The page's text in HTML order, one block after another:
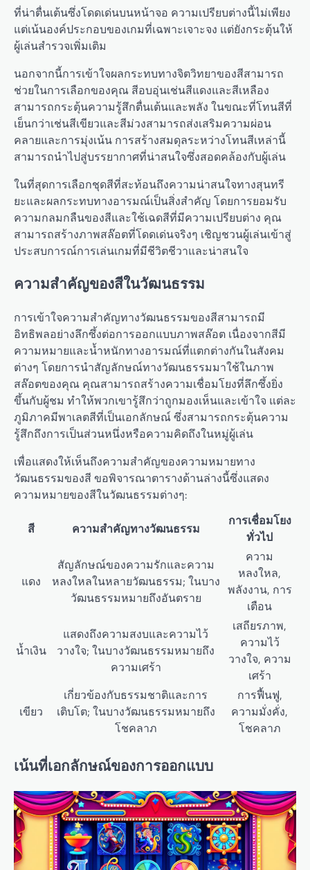
ที่น่าตื่นเต้นซึ่งโดดเด่นบนหน้าจอ ความเปรียบต่างนี้ไม่เพียง
แต่เน้นองค์ประกอบของเกมที่เฉพาะเจาะจง แต่ยังกระตุ้นให้
ผู้เล่นสำรวจเพิ่มเติม
นอกจากนี้การเข้าใจผลกระทบทางจิตวิทยาของสีสามารถ
ช่วยในการเลือกของคุณ สีอบอุ่นเช่นสีแดงและสีเหลือง
สามารถกระตุ้นความรู้สึกตื่นเต้นและพลัง ในขณะที่โทนสีที่
เย็นกว่าเช่นสีเขียวและสีม่วงสามารถส่งเสริมความผ่อน
คลายและการมุ่งเน้น การสร้างสมดุลระหว่างโทนสีเหล่านี้
สามารถนำไปสู่บรรยากาศที่น่าสนใจซึ่งสอดคล้องกับผู้เล่น
ในที่สุดการเลือกชุดสีที่สะท้อนถึงความน่าสนใจทางสุนทรี
ยะและผลกระทบทางอารมณ์เป็นสิ่งสำคัญ โดยการยอมรับ
ความกลมกลืนของสีและใช้เฉดสีที่มีความเปรียบต่าง คุณ
สามารถสร้างภาพสล๊อตที่โดดเด่นจริงๆ เชิญชวนผู้เล่นเข้าสู่
ประสบการณ์การเล่นเกมที่มีชีวิตชีวาและน่าสนใจ
ความสำคัญของสีในวัฒนธรรม
การเข้าใจความสำคัญทางวัฒนธรรมของสีสามารถมี
อิทธิพลอย่างลึกซึ้งต่อการออกแบบภาพสล๊อต เนื่องจากสีมี
ความหมายและน้ำหนักทางอารมณ์ที่แตกต่างกันในสังคม
ต่างๆ โดยการนำสัญลักษณ์ทางวัฒนธรรมมาใช้ในภาพ
สล๊อตของคุณ คุณสามารถสร้างความเชื่อมโยงที่ลึกซึ้งยิ่ง
ขึ้นกับผู้ชม ทำให้พวกเขารู้สึกว่าถูกมองเห็นและเข้าใจ แต่ละ
ภูมิภาคมีพาเลตสีที่เป็นเอกลักษณ์ ซึ่งสามารถกระตุ้นความ
รู้สึกถึงการเป็นส่วนหนึ่งหรือความคิดถึงในหมู่ผู้เล่น
เพื่อแสดงให้เห็นถึงความสำคัญของความหมายทาง
วัฒนธรรมของสี ขอพิจารณาตารางด้านล่างนี้ซึ่งแสดง
ความหมายของสีในวัฒนธรรมต่างๆ:
สี ความสำคัญทางวัฒนธรรม
การเชื่อมโยง
ทั่วไป
แดง
สัญลักษณ์ของความรักและความ
หลงใหลในหลายวัฒนธรรม; ในบาง
วัฒนธรรมหมายถึงอันตราย
ความ
หลงใหล,
พลังงาน, การ
เตือน
น้ำเงิน
แสดงถึงความสงบและความไว้
วางใจ; ในบางวัฒนธรรมหมายถึง
ความเศร้า
เสถียรภาพ,
ความไว้
วางใจ, ความ
เศร้า
เขียว
เกี่ยวข้องกับธรรมชาติและการ
เติบโต; ในบางวัฒนธรรมหมายถึง
โชคลาภ
การฟื้นฟู,
ความมั่งคั่ง,
โชคลาภ
เน้นที่เอกลักษณ์ของการออกแบบ